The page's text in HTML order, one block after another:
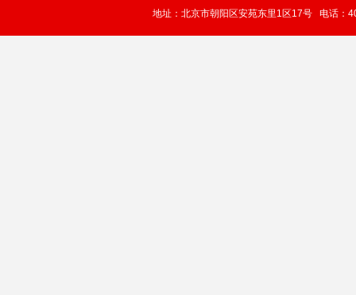
地址：北京市朝阳区安苑东里1区17号 电话